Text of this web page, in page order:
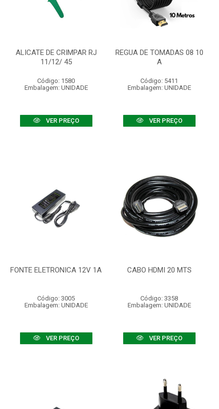
ALICATE DE CRIMPAR RJ
11/12/ 45
Código: 1580
Embalagem: UNIDADE
VER PREÇO
REGUA DE TOMADAS 08 10
A
Código: 5411
Embalagem: UNIDADE
VER PREÇO
FONTE ELETRONICA 12V 1A
Código: 3005
Embalagem: UNIDADE
VER PREÇO
CABO HDMI 20 MTS
Código: 3358
Embalagem: UNIDADE
VER PREÇO